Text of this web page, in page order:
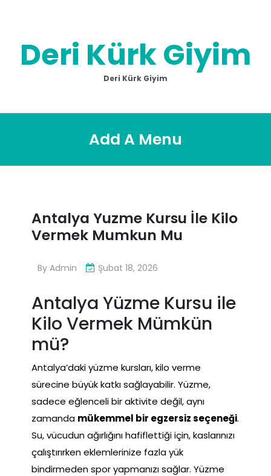
Deri Kürk Giyim
Deri Kürk Giyim
Add A Menu
Antalya Yuzme Kursu İle Kilo
Vermek Mumkun Mu
By Admin Şubat 18, 2026
Antalya Yüzme Kursu ile
Kilo Vermek Mümkün
mü?
Antalya’daki yüzme kursları, kilo verme
sürecine büyük katkı sağlayabilir. Yüzme,
sadece eğlenceli bir aktivite değil, aynı
zamanda mükemmel bir egzersiz seçeneği.
Su, vücudun ağırlığını hafiflettiği için, kaslarınızı
çalıştırırken eklemlerinize fazla yük
bindirmeden spor yapmanızı sağlar. Yüzme